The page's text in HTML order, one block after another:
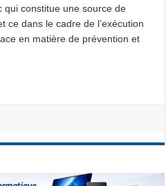
qui constitue une source de
ce dans le cadre de l’exécution
en matière de prévention et